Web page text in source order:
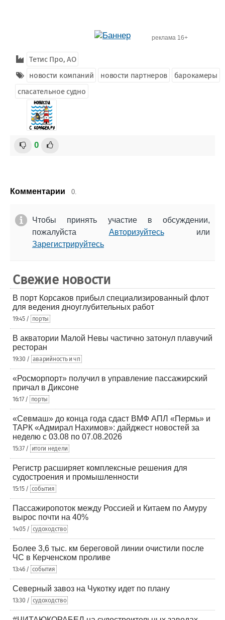
реклама 16+
Тетис Про, АО
новости компаний
новости партнеров
барокамеры
спасательное судно
0
Комментарии 0.
Чтобы принять участие в обсуждении,
пожалуйста Авторизуйтесьили
Зарегистрируйтесь
Свежие новости
В порт Корсаков прибыл специализированный флот
для ведения дноуглубительных работ
19:45 / порты
В акватории Малой Невы частично затонул плавучий
ресторан
19:30 / аварийность и чп
«Росморпорт» получил в управление пассажирский
причал в Диксоне
16:17 / порты
«Севмаш» до конца года сдаст ВМФ АПЛ «Пермь» и
ТАРК «Адмирал Нахимов»: дайджест новостей за
неделю с 03.08 по 07.08.2026
15:37 / итоги недели
Регистр расширяет комплексные решения для
судостроения и промышленности
15:15 / события
Пассажиропоток между Россией и Китаем по Амуру
вырос почти на 40%
14:05 / судоходство
Более 3,6 тыс. км береговой линии очистили после
ЧС в Керченском проливе
13:46 / события
Северный завоз на Чукотку идет по плану
13:30 / судоходство